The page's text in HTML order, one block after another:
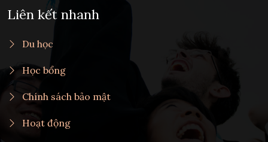
Liên kết nhanh
Du học
Học bổng
Chính sách bảo mật
Hoạt động